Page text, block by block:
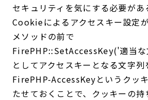
セキュリティを気にする必要があ
Cookieによるアクセスキー設定
メソッドの前で
FirePHP::SetAccessKey('適当
としてアクセスキーとなる文字
FirePHP-AccessKeyというクッ
たせておくことで、クッキーの